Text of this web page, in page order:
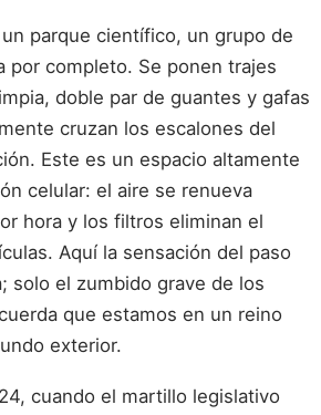
parque científico, un grupo de
por completo. Se ponen trajes
doble par de guantes y gafas
cruzan los escalones del
Este es un espacio altamente
celular: el aire se renueva
hora y los filtros eliminan el
Aquí la sensación del paso
solo el zumbido grave de los
que estamos en un reino
exterior.
cuando el martillo legislativo